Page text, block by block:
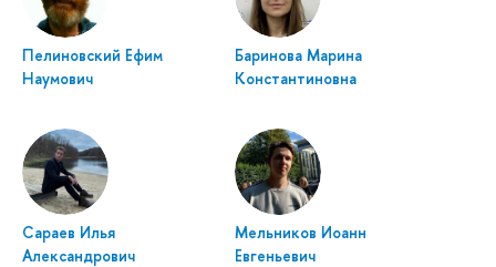
Пелиновский Ефим
Наумович
Баринова Марина
Константиновна
Сараев Илья
Александрович
Мельников Иоанн
Евгеньевич